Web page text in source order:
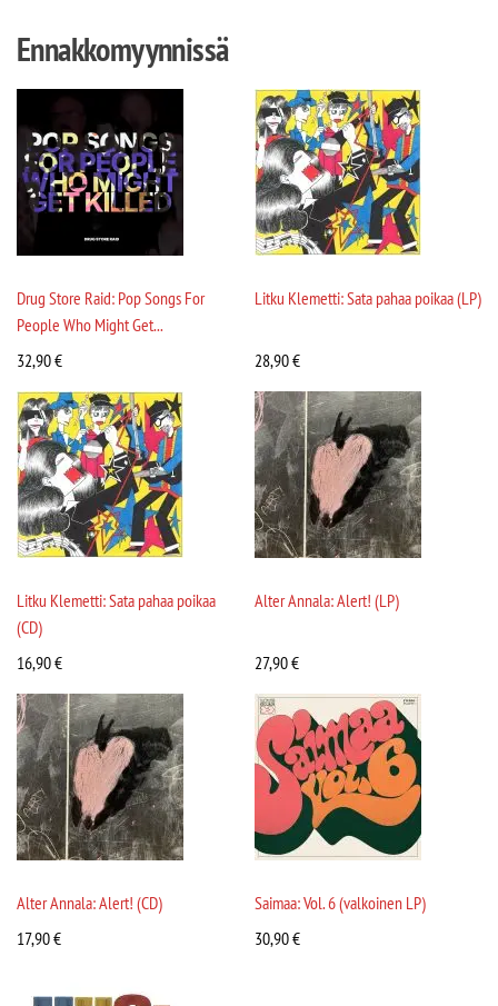
Ennakkomyynnissä
Drug Store Raid: Pop Songs For
People Who Might Get...
32,90€
Litku Klemetti: Sata pahaa poikaa (LP)
28,90€
Litku Klemetti: Sata pahaa poikaa
(CD)
16,90€
Alter Annala: Alert! (LP)
27,90€
Alter Annala: Alert! (CD)
17,90€
Saimaa: Vol. 6 (valkoinen LP)
30,90€